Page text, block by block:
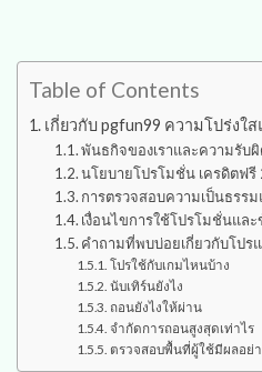
Table of Contents
เกี่ยวกับ pgfun99 ความโปร่ง
พันธกิจของเราและความรับ
นโยบายโปรโมชั่น เครดิตฟรี
การตรวจสอบความเป็นธรร
เงื่อนไขการใช้โปรโมชั่นแล
คำถามที่พบบ่อยเกี่ยวกับโปร
โปรใช้กับเกมไหนบ้าง
นับเทิร์นยังไง
ถอนยังไงให้ผ่าน
จำกัดการถอนสูงสุดเท่าไร
ตรวจสอบพื้นที่ผู้ใช้มีผลอย่า